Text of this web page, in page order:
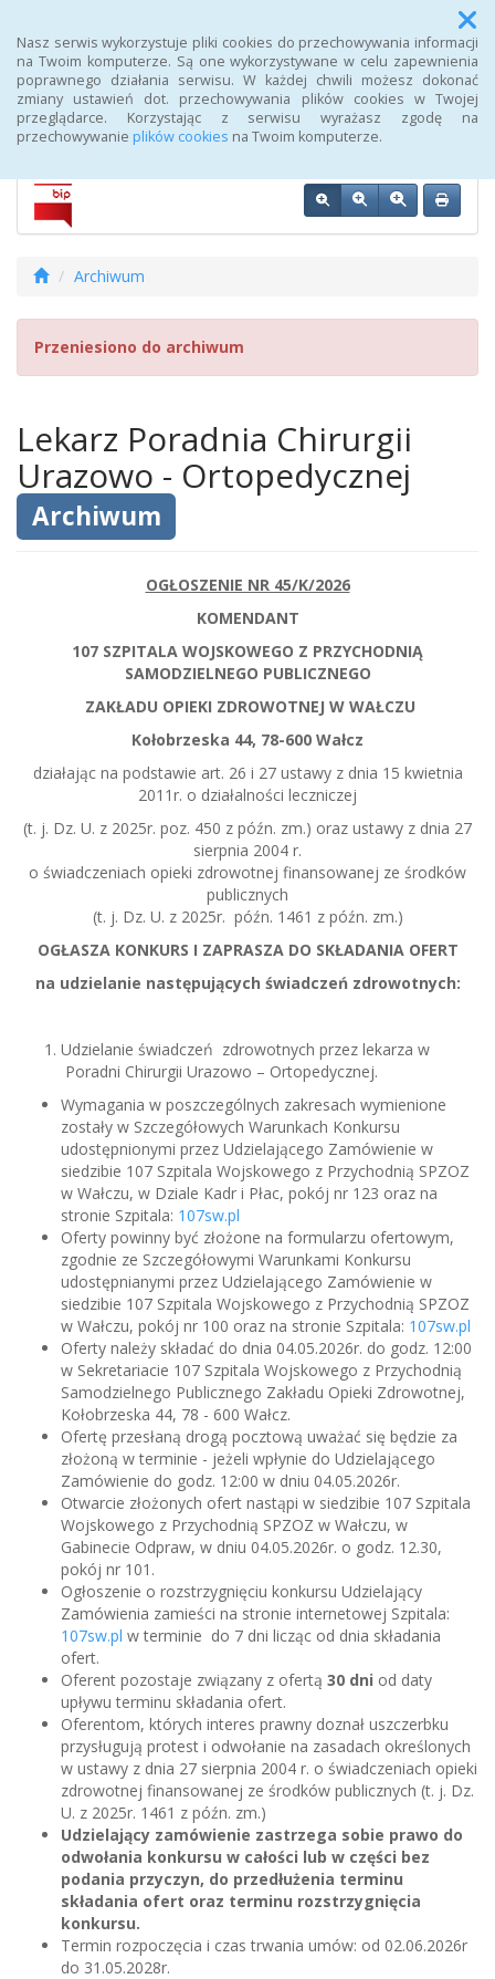
Nasz serwis wykorzystuje pliki cookies do przechowywania informacji
na Twoim komputerze. Są one wykorzystywane w celu zapewnienia
poprawnego działania serwisu. W każdej chwili możesz dokonać
zmiany ustawień dot. przechowywania plików cookies w Twojej
przeglądarce. Korzystając z serwisu wyrażasz zgodę na
przechowywanie plików cookies na Twoim komputerze.
Menu
Biuletyn Informacji Publicznej 107 Szpitala Wojskowego z
Przychodnią SPZOZ w Wałczu
Archiwum
Przeniesiono do archiwum
Lekarz Poradnia Chirurgii
Urazowo - Ortopedycznej
Archiwum
OGŁOSZENIE NR 45/K/2026
KOMENDANT
107 SZPITALA WOJSKOWEGO Z PRZYCHODNIĄ
SAMODZIELNEGO PUBLICZNEGO
ZAKŁADU OPIEKI ZDROWOTNEJ W WAŁCZU
Kołobrzeska 44, 78-600 Wałcz
działając na podstawie art. 26 i 27 ustawy z dnia 15 kwietnia
2011r. o działalności leczniczej
(t. j. Dz. U. z 2025r. poz. 450 z późn. zm.) oraz ustawy z dnia 27
sierpnia 2004 r.
o świadczeniach opieki zdrowotnej finansowanej ze środków
publicznych
(t. j. Dz. U. z 2025r. późn. 1461 z późn. zm.)
OGŁASZA KONKURS I ZAPRASZA DO SKŁADANIA OFERT
na udzielanie następujących świadczeń zdrowotnych:
Udzielanie świadczeń zdrowotnych przez lekarza w
Poradni Chirurgii Urazowo – Ortopedycznej.
Wymagania w poszczególnych zakresach wymienione
zostały w Szczegółowych Warunkach Konkursu
udostępnionymi przez Udzielającego Zamówienie w
siedzibie 107 Szpitala Wojskowego z Przychodnią SPZOZ
w Wałczu, w Dziale Kadr i Płac, pokój nr 123 oraz na
stronie Szpitala: 107sw.pl
Oferty powinny być złożone na formularzu ofertowym,
zgodnie ze Szczegółowymi Warunkami Konkursu
udostępnianymi przez Udzielającego Zamówienie w
siedzibie 107 Szpitala Wojskowego z Przychodnią SPZOZ
w Wałczu, pokój nr 100 oraz na stronie Szpitala: 107sw.pl
Oferty należy składać do dnia 04.05.2026r. do godz. 12:00
w Sekretariacie 107 Szpitala Wojskowego z Przychodnią
Samodzielnego Publicznego Zakładu Opieki Zdrowotnej,
Kołobrzeska 44, 78 - 600 Wałcz.
Ofertę przesłaną drogą pocztową uważać się będzie za
złożoną w terminie - jeżeli wpłynie do Udzielającego
Zamówienie do godz. 12:00 w dniu 04.05.2026r.
Otwarcie złożonych ofert nastąpi w siedzibie 107 Szpitala
Wojskowego z Przychodnią SPZOZ w Wałczu, w
Gabinecie Odpraw, w dniu 04.05.2026r. o godz. 12.30,
pokój nr 101.
Ogłoszenie o rozstrzygnięciu konkursu Udzielający
Zamówienia zamieści na stronie internetowej Szpitala:
107sw.pl w terminie do 7 dni licząc od dnia składania
ofert.
Oferent pozostaje związany z ofertą 30 dni od daty
upływu terminu składania ofert.
Oferentom, których interes prawny doznał uszczerbku
przysługują protest i odwołanie na zasadach określonych
w ustawy z dnia 27 sierpnia 2004 r. o świadczeniach opieki
zdrowotnej finansowanej ze środków publicznych (t. j. Dz.
U. z 2025r. 1461 z późn. zm.)
Udzielający zamówienie zastrzega sobie prawo do
odwołania konkursu w całości lub w części bez
podania przyczyn, do przedłużenia terminu
składania ofert oraz terminu rozstrzygnięcia
konkursu.
Termin rozpoczęcia i czas trwania umów: od 02.06.2026r
do 31.05.2028r.